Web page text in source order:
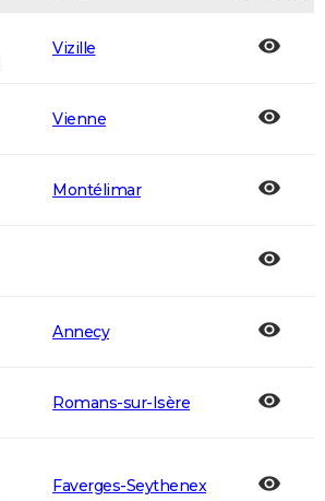
Vizille
Vienne
Montélimar
Annecy
Romans-sur-Isère
Faverges-Seythenex